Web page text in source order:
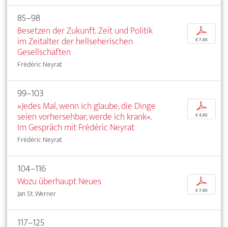
85–98
Besetzen der Zukunft. Zeit und Politik
im Zeitalter der hellseherischen
Gesellschaften
Frédéric Neyrat
p
€ 7,95
99–103
»Jedes Mal, wenn ich glaube, die Dinge
seien vorhersehbar, werde ich krank«.
Im Gespräch mit Frédéric Neyrat
Frédéric Neyrat
p
€ 4,95
104–116
Wozu überhaupt Neues
Jan St. Werner
p
€ 7,95
117–125